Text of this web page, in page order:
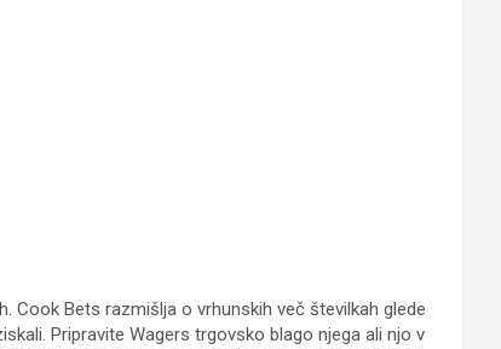
Cook Bets razmišlja o vrhunskih več številkah glede
Pripravite Wagers trgovsko blago njega ali njo v